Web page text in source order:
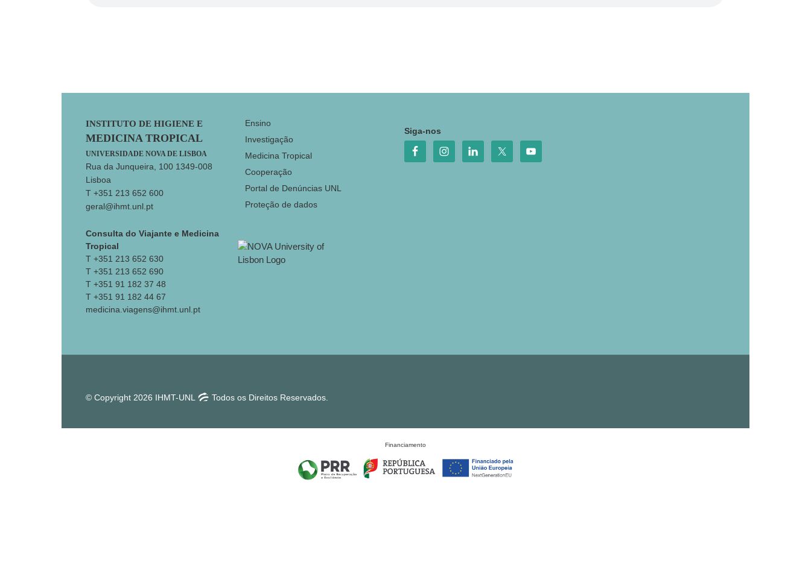
Footer
INSTITUTO DE HIGIENE E
MEDICINA TROPICAL
UNIVERSIDADE NOVA DE LISBOA
Rua da Junqueira, 100 1349-008
Lisboa
T +351 213 652 600
geral@ihmt.unl.pt
Consulta do Viajante e Medicina
Tropical
T +351 213 652 630
T +351 213 652 690
T +351 91 182 37 48
T +351 91 182 44 67
medicina.viagens@ihmt.unl.pt
Ensino
Investigação
Medicina Tropical
Cooperação
Portal de Denúncias UNL
Proteção de dados
Siga-nos
© Copyright 2026 IHMT-UNL Todos os Direitos Reservados.
Financiamento